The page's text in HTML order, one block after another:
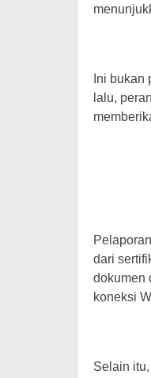
Ini
lalu,
dari
dokumen
koneksi
Selain